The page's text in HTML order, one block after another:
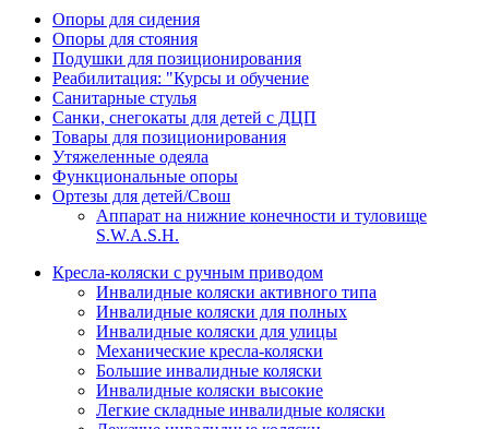
Опоры для сидения
Опоры для стояния
Подушки для позиционирования
Реабилитация: "Курсы и обучение
Санитарные стулья
Санки, снегокаты для детей с ДЦП
Товары для позиционирования
Утяжеленные одеяла
Функциональные опоры
Ортезы для детей/Свош
Аппарат на нижние конечности и туловище
S.W.A.S.H.
Кресла-коляски с ручным приводом
Инвалидные коляски активного типа
Инвалидные коляски для полных
Инвалидные коляски для улицы
Механические кресла-коляски
Большие инвалидные коляски
Инвалидные коляски высокие
Легкие складные инвалидные коляски